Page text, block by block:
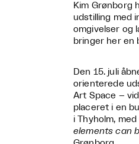
Kim Grønborg
udstilling med
omgivelser og
bringer her en
Den 15. juli
orienterede
Art Space –
placeret i en
i Thyholm,
elements can